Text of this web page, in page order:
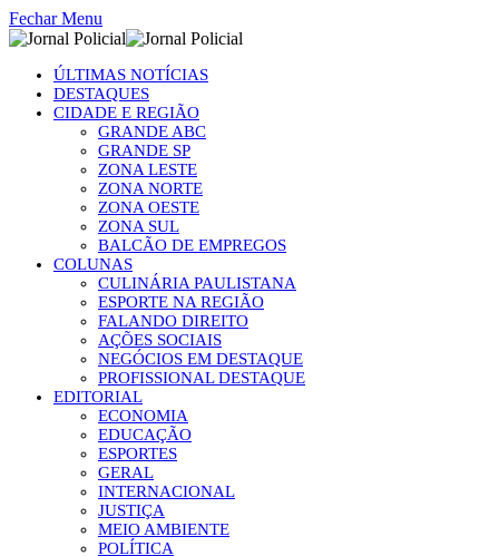
Fechar Menu
ÚLTIMAS NOTÍCIAS
DESTAQUES
CIDADE E REGIÃO
GRANDE ABC
GRANDE SP
ZONA LESTE
ZONA NORTE
ZONA OESTE
ZONA SUL
BALCÃO DE EMPREGOS
COLUNAS
CULINÁRIA PAULISTANA
ESPORTE NA REGIÃO
FALANDO DIREITO
AÇÕES SOCIAIS
NEGÓCIOS EM DESTAQUE
PROFISSIONAL DESTAQUE
EDITORIAL
ECONOMIA
EDUCAÇÃO
ESPORTES
GERAL
INTERNACIONAL
JUSTIÇA
MEIO AMBIENTE
POLÍTICA